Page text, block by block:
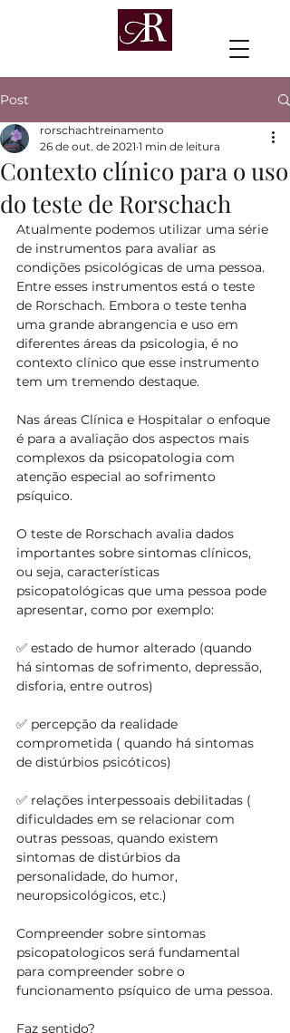
Post
Contexto clínico para o uso
do teste de Rorschach
rorschachtreinamento
26 de out. de 2021 1 min de leitura
Atualmente podemos utilizar uma série
de instrumentos para avaliar as
condições psicológicas de uma pessoa.
Entre esses instrumentos está o teste
de Rorschach. Embora o teste tenha
uma grande abrangencia e uso em
diferentes áreas da psicologia, é no
contexto clínico que esse instrumento
tem um tremendo destaque.
Nas áreas Clínica e Hospitalar o enfoque
é para a avaliação dos aspectos mais
complexos da psicopatologia com
atenção especial ao sofrimento
psíquico.
O teste de Rorschach avalia dados
importantes sobre sintomas clínicos,
ou seja, características
psicopatológicas que uma pessoa pode
apresentar, como por exemplo:
✅ estado de humor alterado (quando
há sintomas de sofrimento, depressão,
disforia, entre outros)
✅ percepção da realidade
comprometida ( quando há sintomas
de distúrbios psicóticos)
✅ relações interpessoais debilitadas (
dificuldades em se relacionar com
outras pessoas, quando existem
sintomas de distúrbios da
personalidade, do humor,
neuropsicológicos, etc.)
Compreender sobre sintomas
psicopatologicos será fundamental
para compreender sobre o
funcionamento psíquico de uma pessoa.
Faz sentido?